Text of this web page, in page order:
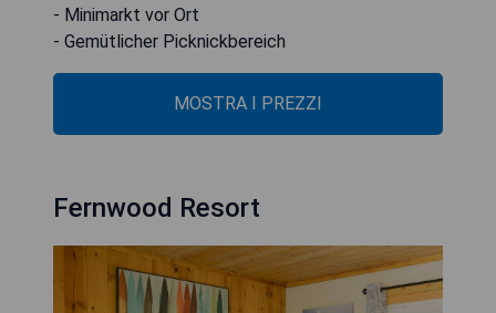
- Minimarkt vor Ort
- Gemütlicher Picknickbereich
MOSTRA I PREZZI
Fernwood Resort